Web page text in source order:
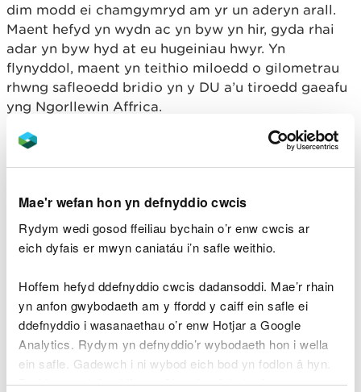
Mae'r wefan hon yn defnyddio cwcis
Rydym wedi gosod ffeiliau bychain o’r enw cwcis ar
eich dyfais er mwyn caniatáu i’n safle weithio.
Hoffem hefyd ddefnyddio cwcis dadansoddi. Mae’r rhain
yn anfon gwybodaeth am y ffordd y caiff ein safle ei
ddefnyddio i wasanaethau o’r enw Hotjar a Google
Analytics. Rydym yn defnyddio’r wybodaeth hon i wella
ein safle. Gadewch i ni wybod eich bod yn fodlon â hyn.
Byddwn yn defnyddio cwci i gadw eich dewis.
dim modd ei chamgymryd am yr un aderyn arall.
Maent hefyd yn wydn ac yn byw yn hir, gyda rhai
adar yn byw hyd at eu hugeiniau hwyr. Yn
flynyddol, maent yn teithio miloedd o gilometrau
rhwng safleoedd bridio yn y DU a’u tiroedd gaeafu
yng Ngorllewin Affrica.
Mae môr-wenoliaid y gogledd yn llai o ran eu
anhygoel rhwng rhanbarthau’r pegynau, gan
magu’r Arctig ac, i’r rhai sy’n nythu yn y DU, i
safleoedd fel Bae Cemlyn. Mae’r daith gron epig
aderyn, yn tanlinellu pwysigrwydd byd-eang
cynefinoedd magu diogel, wedi’u rheoli’n dda ar
hyd eu llwybr.
Mae’r daith yn beryglus. Gall stormydd, prinder